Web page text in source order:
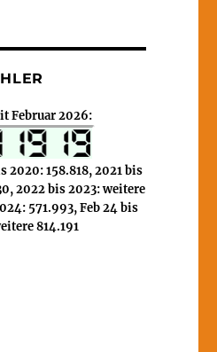
Februar 2026:
2020: 158.818, 2021 bis
2022 bis 2023: weitere
571.993, Feb 24 bis
814.191